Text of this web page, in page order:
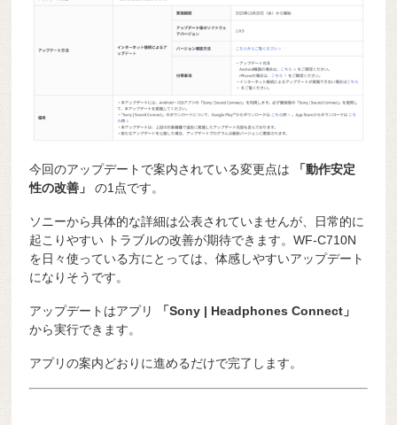
今回のアップデートで案内されている変更点は
「動作安定
性の改善」
の1点です。
ソニーから具体的な詳細は公表されていませんが、日常的に
起こりやすい トラブルの改善が期待できます。WF-C710N
を日々使っている方にとっては、体感しやすいアップデート
になりそうです。
アップデートはアプリ
「Sony | Headphones Connect」
から実行できます。
アプリの案内どおりに進めるだけで完了します。